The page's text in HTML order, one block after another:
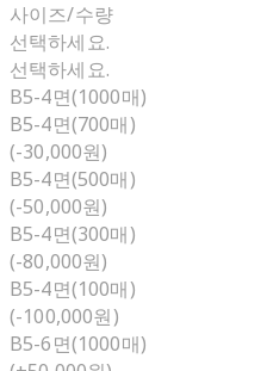
사이즈/수량
선택하세요.
선택하세요.
B5-4면(1000매)
B5-4면(700매)
(-30,000원)
B5-4면(500매)
(-50,000원)
B5-4면(300매)
(-80,000원)
B5-4면(100매)
(-100,000원)
B5-6면(1000매)